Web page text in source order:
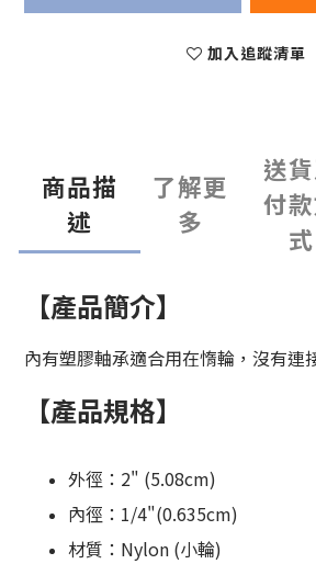
加入追蹤清單
商品描
述
了解更
多
送
付
式
【產品簡介】
內有塑膠軸承適合用在惰輪，沒有連
【產品規格】
外徑：2" (5.08cm)
內徑：1/4"(0.635cm)
材質： Nylon (小輪)